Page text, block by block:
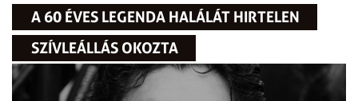
A 60 ÉVES LEGENDA HALÁLÁT HIRTELEN
SZÍVLEÁLLÁS OKOZTA